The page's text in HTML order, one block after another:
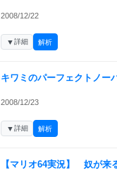
2008/12/22
▼詳細 解析
キワミのパーフェクトノー
2008/12/23
▼詳細 解析
【マリオ64実況】 奴が来